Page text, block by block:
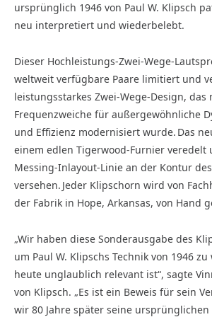
ursprünglich 1946 von Paul W. Klipsch
neu interpretiert und wiederbelebt.
Dieser Hochleistungs-Zwei-Wege-
weltweit verfügbare Paare limitiert und
leistungsstarkes Zwei-Wege-Design, das
Frequenzweiche für außergewöhnliche
und Effizienz modernisiert wurde. Das
einem edlen Tigerwood-Furnier veredelt
Messing-Inlayout-Linie an der Kontur
versehen. Jeder Klipschorn wird von
der Fabrik in Hope, Arkansas, von Hand
„Wir haben diese Sonderausgabe des
um Paul W. Klipschs Technik von 1946
heute unglaublich relevant ist“, sagte
von Klipsch. „Es ist ein Beweis für sein
wir 80 Jahre später seine